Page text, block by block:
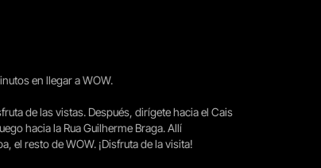
en llegar a WOW.
de las vistas. Después, dirígete hacia el Cais
hacia la Rua Guilherme Braga. Allí
el resto de WOW. ¡Disfruta de la visita!